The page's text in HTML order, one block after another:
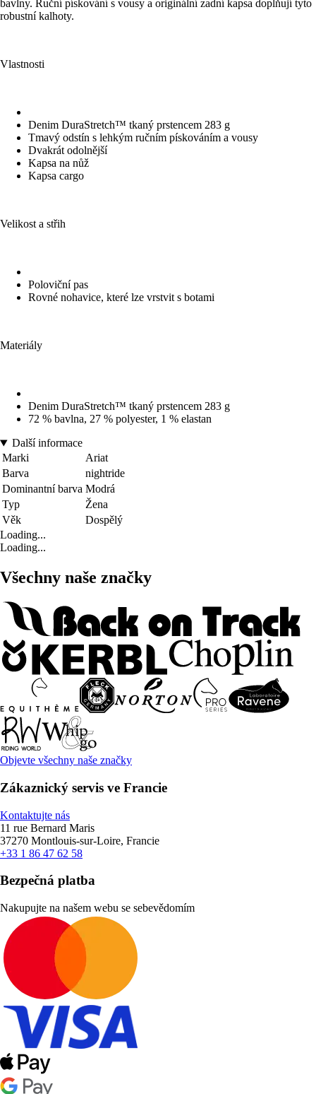
bavlny. Ruční pískování s vousy a originální zadní kapsa doplňují tyto
robustní kalhoty.
Vlastnosti
Denim DuraStretch™ tkaný prstencem 283 g
Tmavý odstín s lehkým ručním pískováním a vousy
Dvakrát odolnější
Kapsa na nůž
Kapsa cargo
Velikost a střih
Poloviční pas
Rovné nohavice, které lze vrstvit s botami
Materiály
Denim DuraStretch™ tkaný prstencem 283 g
72 % bavlna, 27 % polyester, 1 % elastan
Další informace
Marki
Ariat
Barva
nightride
Dominantní barva Modrá
Typ
Žena
Věk
Dospělý
Loading...
Loading...
Všechny naše značky
Objevte všechny naše značky
Zákaznický servis ve Francie
Kontaktujte nás
11 rue Bernard Maris
37270 Montlouis-sur-Loire, Francie
+33 1 86 47 62 58
Bezpečná platba
Nakupujte na našem webu se sebevědomím